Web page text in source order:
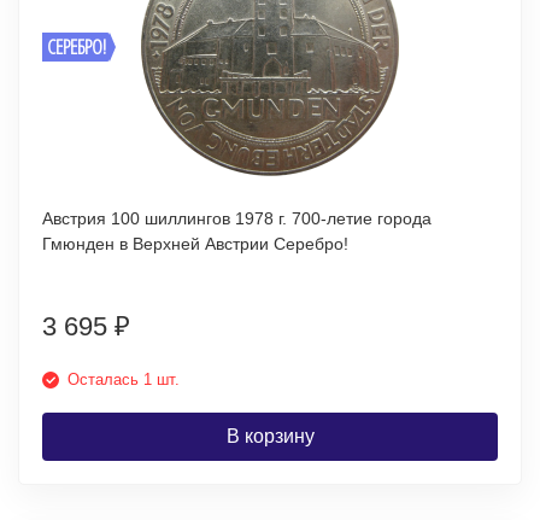
СЕРЕБРО!
Австрия 100 шиллингов 1978 г. 700-летие города
Гмюнден в Верхней Австрии Серебро!
3 695 ₽
Осталась 1 шт.
В корзину